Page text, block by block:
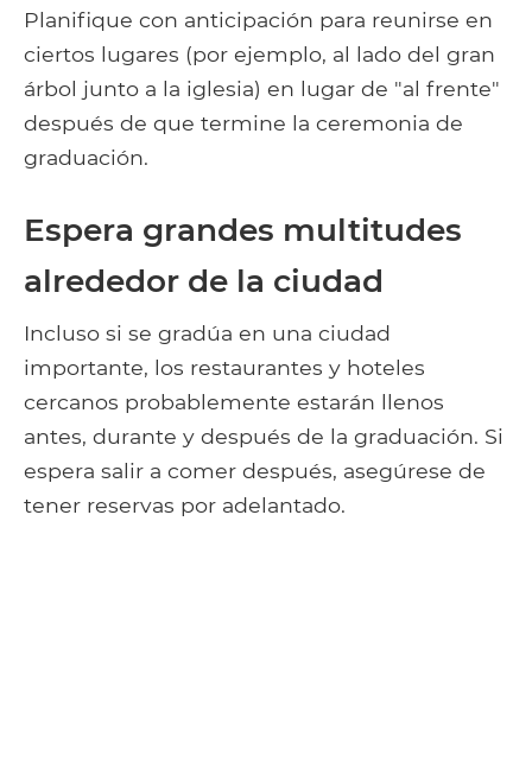
Planifique con anticipación para reunirse en
ciertos lugares (por ejemplo, al lado del gran
árbol junto a la iglesia) en lugar de "al frente"
después de que termine la ceremonia de
graduación.
Espera grandes multitudes
alrededor de la ciudad
Incluso si se gradúa en una ciudad
importante, los restaurantes y hoteles
cercanos probablemente estarán llenos
antes, durante y después de la graduación. Si
espera salir a comer después, asegúrese de
tener reservas por adelantado.